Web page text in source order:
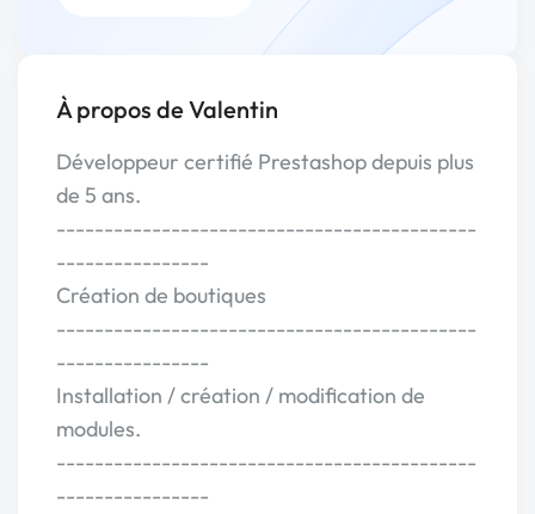
À propos de Valentin
Développeur certifié Prestashop depuis plus
de 5 ans.
--------------------------------------------
----------------
Création de boutiques
--------------------------------------------
----------------
Installation / création / modification de
modules.
--------------------------------------------
----------------